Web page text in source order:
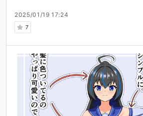
2025/01/19 17:24
7